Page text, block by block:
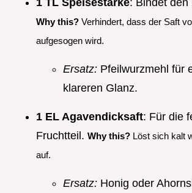
1 TL Speisestärke: Bindet den
Why this? Verhindert, dass der Saft
aufgesogen wird.
Ersatz: Pfeilwurzmehl für
klareren Glanz.
1 EL Agavendicksaft: Für die
Fruchtteil. Why this? Löst sich kalt
auf.
Ersatz: Honig oder